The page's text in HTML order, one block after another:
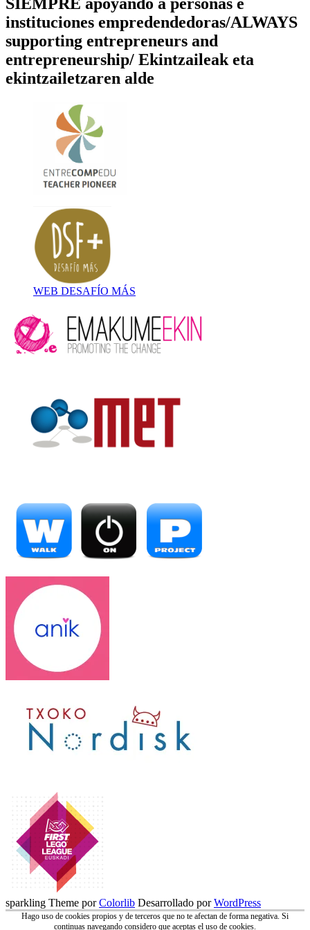
instituciones empredendedoras/ALWAYS
supporting entrepreneurs and
entrepreneurship/ Ekintzaileak eta
ekintzailetzaren alde
WEB DESAFÍO MÁS
sparkling Theme porColorlib Desarrollado porWordPress
Hago uso de cookies propios y de terceros que no te afectan de forma negativa. Si
continuas navegando considero que aceptas el uso de cookies.